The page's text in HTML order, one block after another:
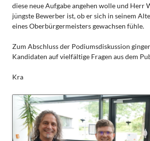
diese neue Aufgabe angehen wolle und Herr
jüngste Bewerber ist, ob er sich in seinem
eines Oberbürgermeisters gewachsen fühle.
Zum Abschluss der Podiumsdiskussion
Kandidaten auf vielfältige Fragen aus dem
Kra